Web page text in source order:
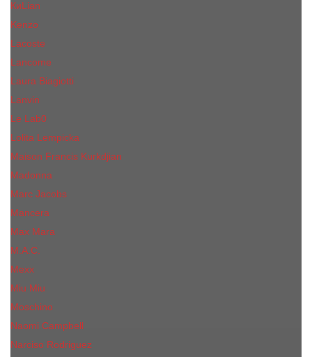
КиLian
Kenzo
Lacoste
Lancome
Laura Biagiotti
Lanvin
Lе Lab0
Lolita Lempicka
Maison Francis Kurkdjian
Madonna
Marc Jacobs
Mancera
Max Mara
M.А.C.
Mexx
Miu Miu
Mоsсhino
Naomi Campbell
Narciso Rodriguez